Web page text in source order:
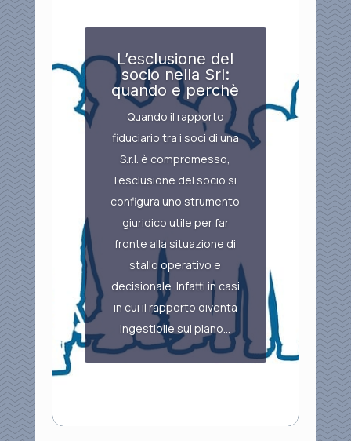
L’esclusione del
socio nella Srl:
quando e perchè
Quando il rapporto
fiduciario tra i soci di una
S.r.l. è compromesso,
l’esclusione del socio si
configura uno strumento
giuridico utile per far
fronte alla situazione di
stallo operativo e
decisionale. Infatti in casi
in cui il rapporto diventa
ingestibile sul piano...